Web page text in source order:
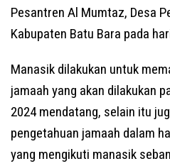
Pesantren Al Mumtaz, Desa
Kabupaten Batu Bara pada
Manasik dilakukan untuk
jamaah yang akan dilakukan
2024 mendatang, selain itu
pengetahuan jamaah dalam
yang mengikuti manasik